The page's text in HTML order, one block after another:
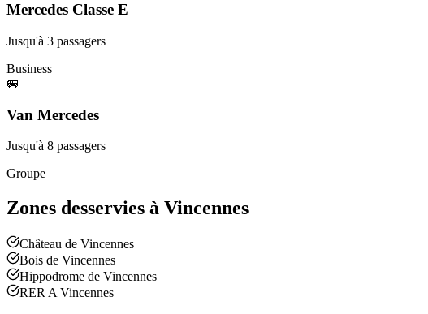
Mercedes Classe E
Jusqu'à 3 passagers
Business
🚐
Van Mercedes
Jusqu'à 8 passagers
Groupe
Zones desservies à Vincennes
Château de Vincennes
Bois de Vincennes
Hippodrome de Vincennes
RER A Vincennes